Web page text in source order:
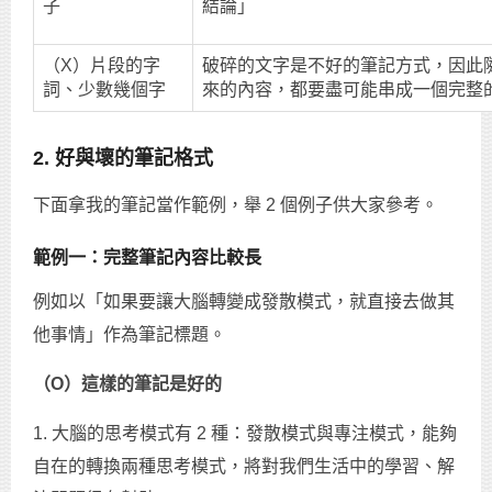
子 結論」
（X）片段的字
詞、少數幾個字
破碎的文字是不好的筆記方式，因此
來的內容，都要盡可能串成一個完整
2. 好與壞的筆記格式
下面拿我的筆記當作範例，舉 2 個例子供大家參考。
範例一：完整筆記內容比較長
例如以「如果要讓大腦轉變成發散模式，就直接去做其
他事情」作為筆記標題。
（O）這樣的筆記是好的
1. 大腦的思考模式有 2 種：發散模式與專注模式，能夠
自在的轉換兩種思考模式，將對我們生活中的學習、解